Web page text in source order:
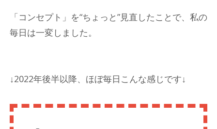
「コンセプト」を“ちょっと”見直したことで、私の
毎日は一変しました。
↓2022年後半以降、ほぼ毎日こんな感じです↓